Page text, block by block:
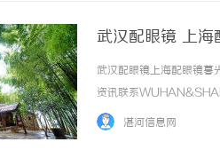
武汉配眼镜 上海
武汉配眼镜上海配眼镜暮
资讯联系
品牌，现于武汉与上海
湛河信息网